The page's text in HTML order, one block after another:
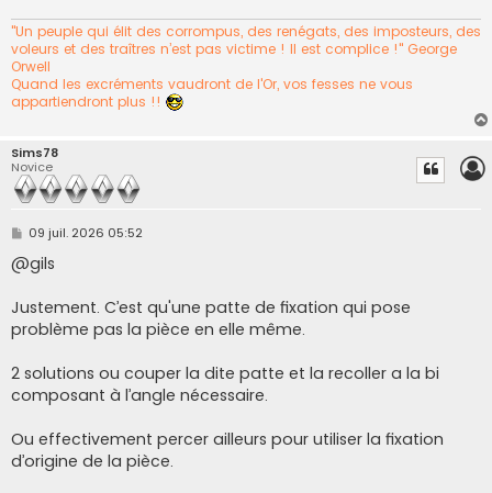
"Un peuple qui élit des corrompus, des renégats, des imposteurs, des
voleurs et des traîtres n’est pas victime ! Il est complice !" George
Orwell
Quand les excréments vaudront de l'Or, vos fesses ne vous
appartiendront plus !!
Sims78
Novice
M
s
s
g
e
09 juil. 2026 05:52
@gils
Justement. C’est qu'une patte de fixation qui pose
problème pas la pièce en elle même.
2 solutions ou couper la dite patte et la recoller a la bi
composant à l’angle nécessaire.
Ou effectivement percer ailleurs pour utiliser la fixation
d’origine de la pièce.